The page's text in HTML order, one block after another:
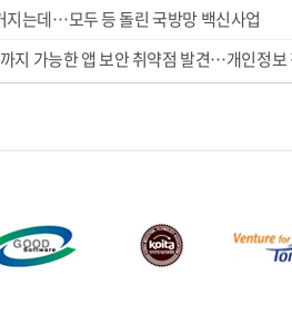
지는데…모두 등 돌린 국방망 백신사업
지 가능한 앱 보안 취약점 발견…개인정보